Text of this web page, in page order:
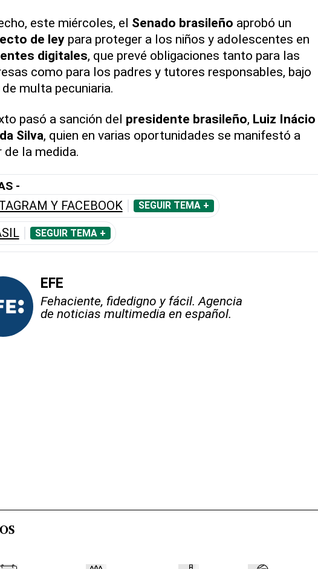
este miércoles, el Senado brasileño aprobó un
de leypara proteger a los niños y adolescentes en
digitales, que prevé obligaciones tanto para las
como para los padres y tutores responsables, bajo
de multa pecuniaria.
pasó a sanción del presidente brasileño, Luiz Inácio
Silva, quien en varias oportunidades se manifestó a
de la medida.
-
Y FACEBOOK SEGUIR TEMA +
SEGUIR TEMA +
EFE
Fehaciente, fidedigno y fácil. Agencia
de noticias multimedia en español.